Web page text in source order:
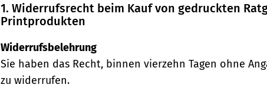
1. Widerrufsrecht beim Kauf von gedruckten
Printprodukten
Widerrufsbelehrung
Sie haben das Recht, binnen vierzehn Tagen ohne
zu widerrufen.